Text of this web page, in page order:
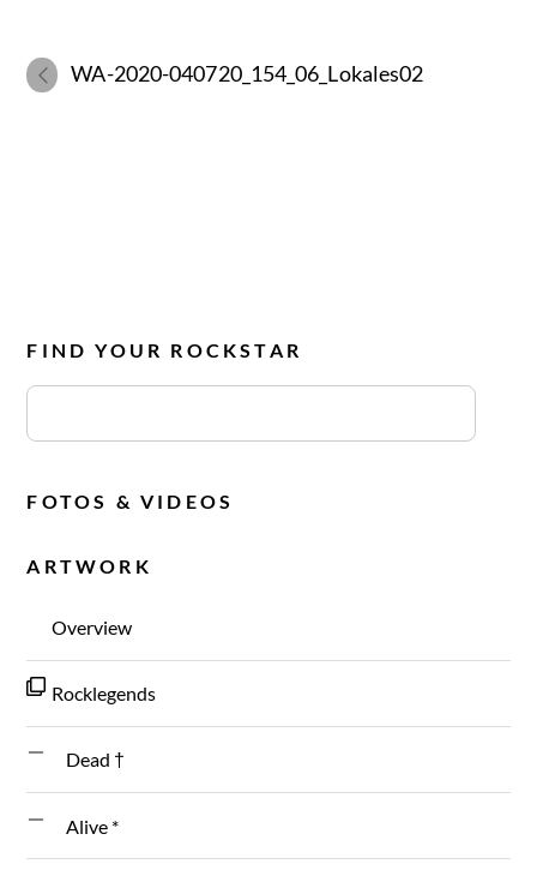
WA-2020-040720_154_06_Lokales02
FIND YOUR ROCKSTAR
FOTOS & VIDEOS
ARTWORK
Overview
Rocklegends
Dead †
Alive *